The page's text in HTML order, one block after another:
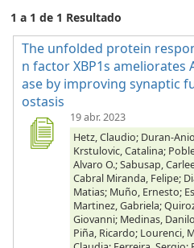
1 a 1 de 1 Resultado
The unfolded protein
n factor XBP1s ameliorates
ase by improving synaptic
ostasis
19 abr. 2023
Hetz, Claudio; Duran-
Krstulovic, Catalina;
Alvaro O.; Sabusap,
Cabral Miranda, Felipe;
Matias; Muño, Ernesto;
Martinez, Gabriela;
Giovanni; Medinas,
Piña, Ricardo; Lourenci,